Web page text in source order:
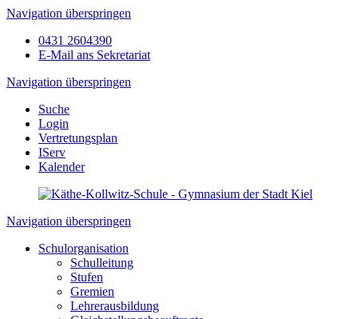
Navigation überspringen
0431 2604390
E-Mail ans Sekretariat
Navigation überspringen
Suche
Login
Vertretungsplan
IServ
Kalender
Navigation überspringen
Schulorganisation
Schulleitung
Stufen
Gremien
Lehrerausbildung